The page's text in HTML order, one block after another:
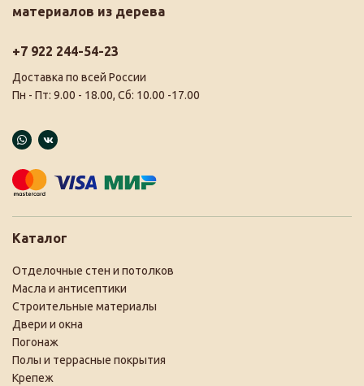
материалов из дерева
+7 922 244-54-23
Доставка по всей России
Пн - Пт: 9.00 - 18.00, Сб: 10.00 -17.00
Каталог
Отделочные стен и потолков
Масла и антисептики
Строительные материалы
Двери и окна
Погонаж
Полы и террасные покрытия
Крепеж